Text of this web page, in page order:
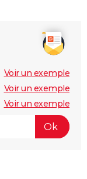
Voir un exemple
Voir un exemple
Voir un exemple